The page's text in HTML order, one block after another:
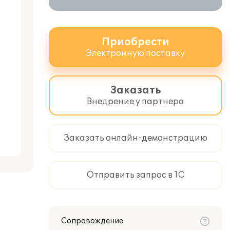
Приобрести
Электронную поставку
Заказать
Внедрение у партнера
Заказать онлайн-демонстрацию
Отправить запрос в 1С
Сопровождение